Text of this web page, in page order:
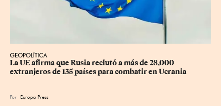
GEOPOLÍTICA
La UE afirma que Rusia reclutó a más de 28,000
extranjeros de 135 países para combatir en Ucrania
Por Europa Press